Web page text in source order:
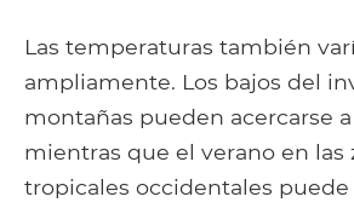
Las temperaturas también
ampliamente. Los bajos del
montañas pueden acercarse
mientras que el verano en las
tropicales occidentales puede